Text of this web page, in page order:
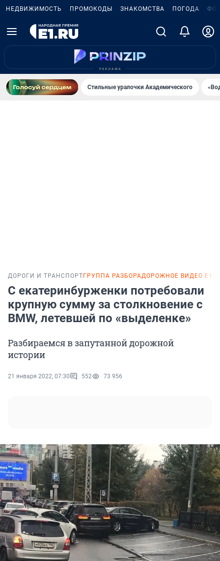
НЕДВИЖИМОСТЬ ПРОМОКОДЫ ЗНАКОМСТВА ПОГОДА
Стильные уралочки Академического
ДОРОГИ И ТРАНСПОРТ ГРУППА РАЗБОРАДОРОЖНОЕ ВИДЕО
С екатеринбурженки потребовали
крупную сумму за столкновение с
BMW, летевшей по «выделенке»
Разбираемся в запутанной дорожной
истории
21 января 2022, 07:30 552 73 956